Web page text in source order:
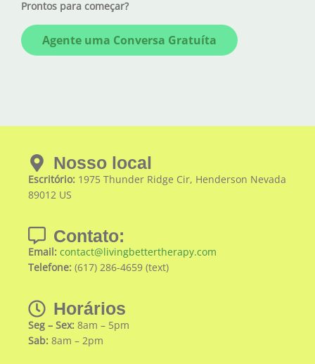
Prontos para começar?
Agente uma Conversa Gratuíta
Nosso local
Escritório: 1975 Thunder Ridge Cir, Henderson Nevada
89012 US
Contato:
Email: contact@livingbettertherapy.com
Telefone: (617) 286-4659 (text)
Horários
Seg – Sex: 8am – 5pm
Sab: 8am – 2pm